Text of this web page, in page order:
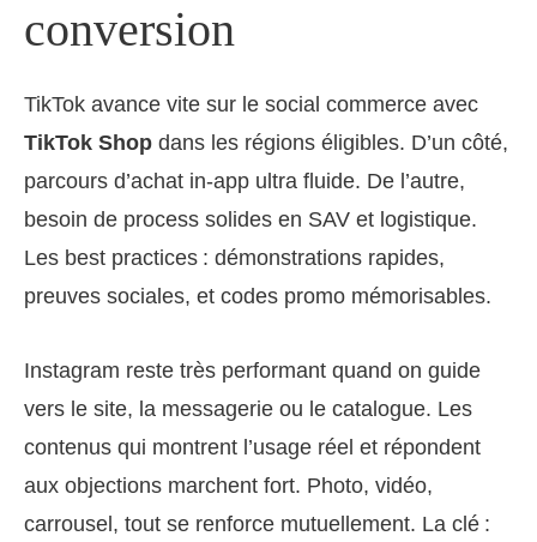
conversion
TikTok avance vite sur le social commerce avec
TikTok Shop dans les régions éligibles. D’un côté,
parcours d’achat in-app ultra fluide. De l’autre,
besoin de process solides en SAV et logistique.
Les best practices : démonstrations rapides,
preuves sociales, et codes promo mémorisables.
Instagram reste très performant quand on guide
vers le site, la messagerie ou le catalogue. Les
contenus qui montrent l’usage réel et répondent
aux objections marchent fort. Photo, vidéo,
carrousel, tout se renforce mutuellement. La clé :